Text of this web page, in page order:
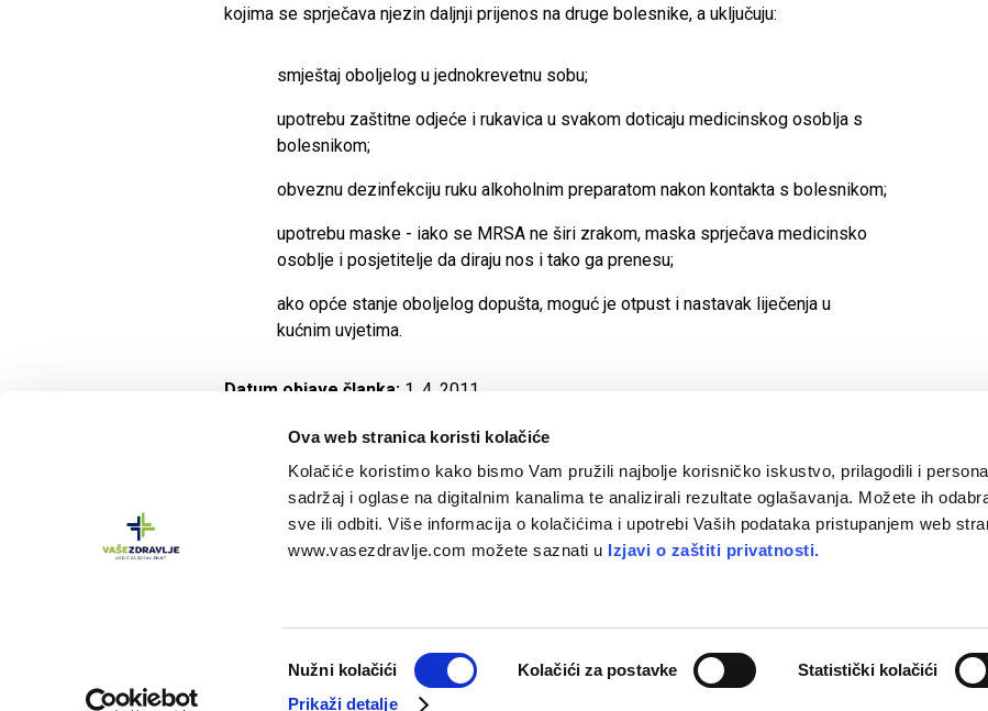
Ova web stranica koristi kolačiće
Kolačiće koristimo kako bismo Vam pružili najbolje korisničko iskustvo, prilagodili i
sadržaj i oglase na digitalnim kanalima te analizirali rezultate oglašavanja. Možete ih
sve ili odbiti. Više informacija o kolačićima i upotrebi Vaših podataka pristupanjem web
www.vasezdravlje.com možete saznati u Izjavi o zaštiti privatnosti.
Nužni kolačići Kolačići za postavke Statistički kolačići
Prikaži detalje
kojima se sprječava njezin daljnji prijenos na druge bolesnike, a uključuju:
smještaj oboljelog u jednokrevetnu sobu;
upotrebu zaštitne odjeće i rukavica u svakom doticaju medicinskog osoblja s
bolesnikom;
obveznu dezinfekciju ruku alkoholnim preparatom nakon kontakta s bolesnikom;
upotrebu maske - iako se MRSA ne širi zrakom, maska sprječava medicinsko
osoblje i posjetitelje da diraju nos i tako ga prenesu;
ako opće stanje oboljelog dopušta, moguć je otpust i nastavak liječenja u
kućnim uvjetima.
Datum objave članka: 1. 4. 2011.
Vaše zdravlje portal je vlasništvo tvrtkeOktal Pharma d.o.o.
Impressum